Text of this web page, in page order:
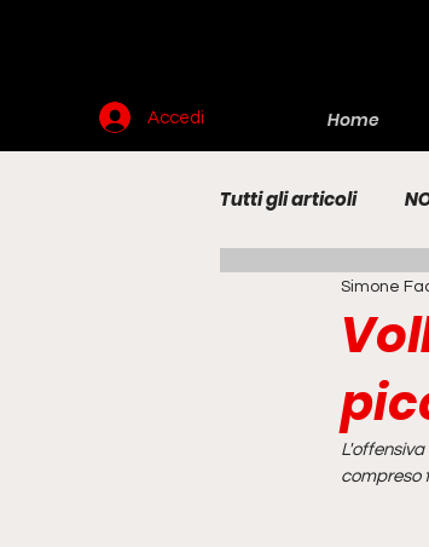
Accedi Home
Tutti gli articoli
RENDERINGSimone
compreso